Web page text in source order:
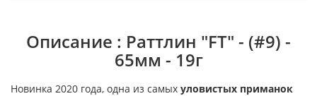
Описание : Раттлин "FT" - (#9) -
65мм - 19г
Новинка 2020 года, одна из самых уловистых приманок